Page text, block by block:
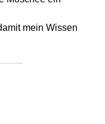
mein Wissen